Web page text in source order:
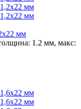
мм
1.2 мм, макс: